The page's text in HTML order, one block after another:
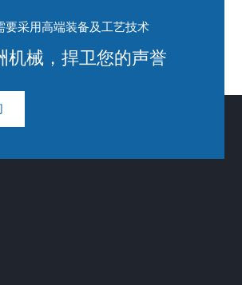
要采用高端装备及工艺技术
机械，捍卫您的声誉